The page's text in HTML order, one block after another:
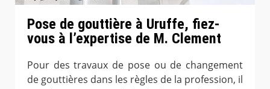
Pose de gouttière à Uruffe, fiez-
vous à l’expertise de M. Clement
Pour des travaux de pose ou de changement
de gouttières dans les règles de la profession, il